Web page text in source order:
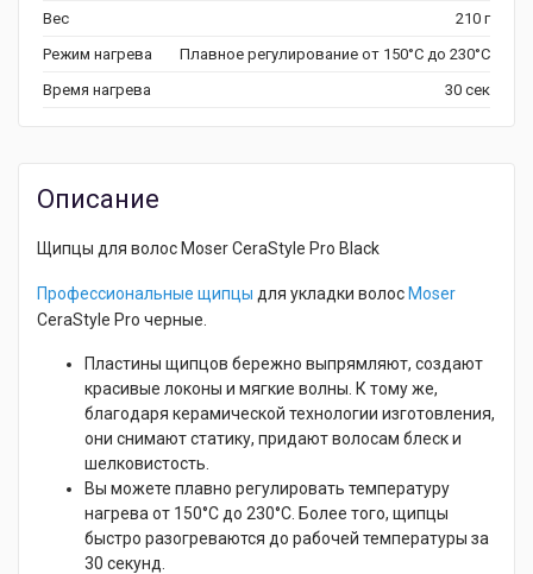
Вес
210 г
Режим нагрева
Плавное регулирование от 150°С до 230°С
Время нагрева
30 сек
Описание
Щипцы для волос Moser CeraStyle Pro Black
Профессиональные щипцы для укладки волос Moser
CeraStyle Pro черные.
Пластины щипцов бережно выпрямляют, создают
красивые локоны и мягкие волны. К тому же,
благодаря керамической технологии изготовления,
они снимают статику, придают волосам блеск и
шелковистость.
Вы можете плавно регулировать температуру
нагрева от 150°С до 230°С. Более того, щипцы
быстро разогреваются до рабочей температуры за
30 секунд.